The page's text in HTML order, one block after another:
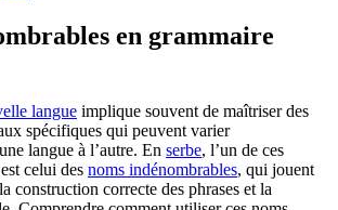
en grammaire
langue implique souvent de maîtriser des
spécifiques qui peuvent varier
langue à l’autre. En serbe, l’un de ces
celui des noms indénombrables, qui jouent
construction correcte des phrases et la